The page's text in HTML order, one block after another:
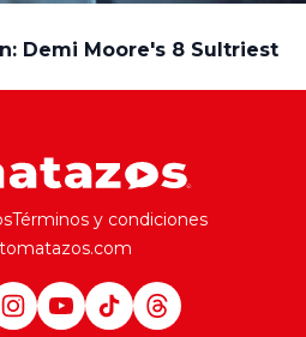
Términos y condiciones